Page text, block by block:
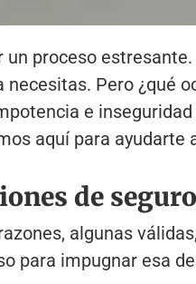
proceso
Pero ¿qué
e
aquí para
de
algunas
para impugnar esa